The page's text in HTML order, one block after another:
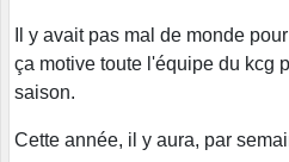
Il y avait pas mal de monde
ça motive toute l'équipe du kcg
saison.
Cette année, il y aura, par